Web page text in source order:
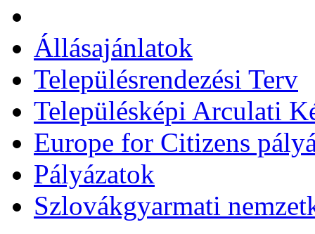
Állásajánlatok
Településrendezési Terv
Településképi Arculati
Europe for Citizens
Pályázatok
Szlovákgyarmati